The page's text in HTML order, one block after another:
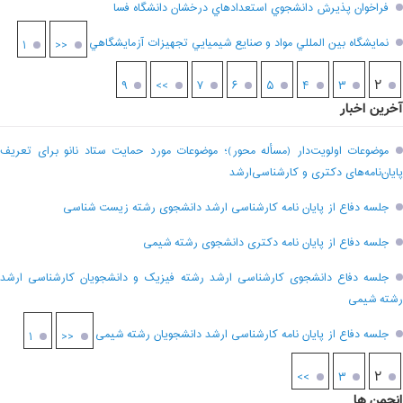
فراخوان پذيرش دانشجوي استعدادهاي درخشان دانشگاه فسا
نمايشگاه بين المللي مواد و صنايع شيميايي تجهيزات آزمايشگاهي
<< ۱
۲ ۳ ۴ ۵ ۶ ۷ ۹ >>
آخرین اخبار
موضوعات اولویت‌دار (مسأله محور)؛ موضوعات مورد حمایت ستاد نانو برای تعریف
پایان‌نامه‌های دکتری و کارشناسی‌ارشد
جلسه دفاع از پایان نامه کارشناسی ارشد دانشجوی رشته زیست شناسی
جلسه دفاع از پایان نامه دکتری دانشجوی رشته شیمی
جلسه دفاع دانشجوی کارشناسی ارشد رشته فیزیک و دانشجویان کارشناسی ارشد
رشته شیمی
جلسه دفاع از پایان نامه کارشناسی ارشد دانشجویان رشته شیمی
<< ۱
۲ ۳ >>